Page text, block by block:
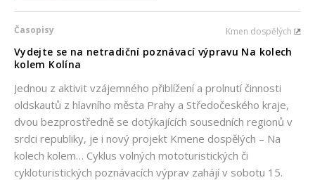
Časopisy Kmen dospělých
Vydejte se na netradiční poznávací výpravu Na kolech
kolem Kolína
Jednou z aktivit vzájemného přiblížení a prolnutí činnosti
oldskautů z hlavního města Prahy a Středočeského kraje,
dvou bezprostředně se dotýkajících sousedních regionů v
srdci republiky, je i nový projekt Kmene dospělých – Na
kolech kolem… Cyklus volných mototuristických či
cykloturistických poznávacích výprav zahájí v sobotu 15.